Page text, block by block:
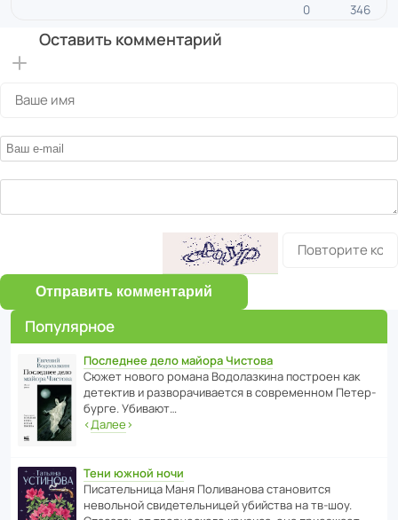
0
346
Оставить комментарий
Отправить комментарий
Популярное
Последнее дело майора Чистова
Сюжет нового романа Водо­ла­з­кина пост­роен как
дете­ктив и разво­ра­чи­ва­ется в совре­менном Пете­р­
бурге. Убивают…
‹Далее›
Тени южной ночи
Писа­тель­ница Маня Поли­ва­нова стано­вится
невольной свиде­тель­ницей убийства на тв-шоу.